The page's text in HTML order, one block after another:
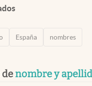
España nombres
nombre y